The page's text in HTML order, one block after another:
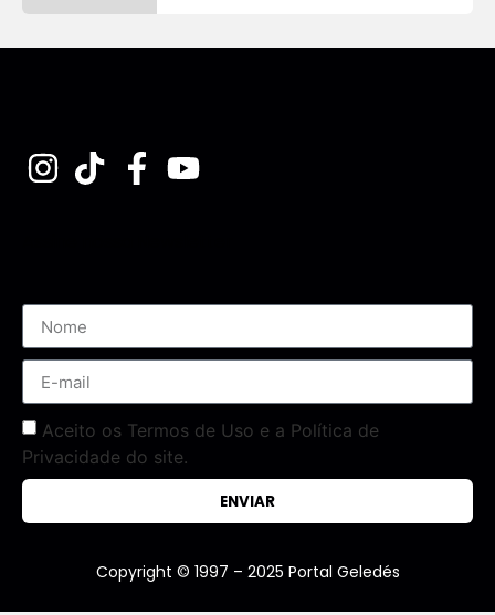
Aceito os Termos de Uso e a Política de
Privacidade do site.
ENVIAR
Copyright © 1997 – 2025 Portal Geledés